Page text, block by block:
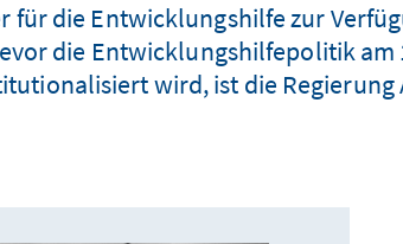
die Entwicklungshilfe zur
die Entwicklungshilfepolitik
wird, ist die